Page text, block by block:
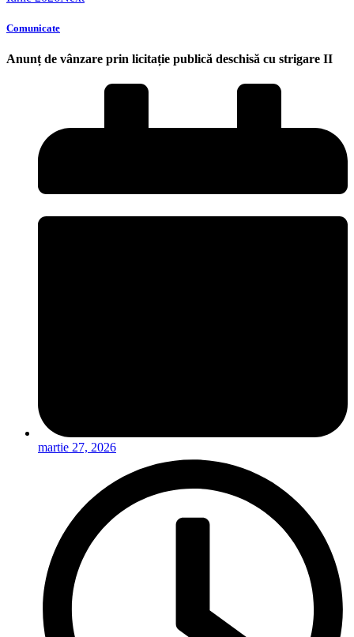
Comunicate
Anunț de vânzare prin licitație publică deschisă cu strigare II
martie 27, 2026